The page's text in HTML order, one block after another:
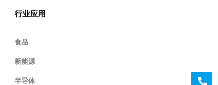
行业应用
食品
新能源
半导体